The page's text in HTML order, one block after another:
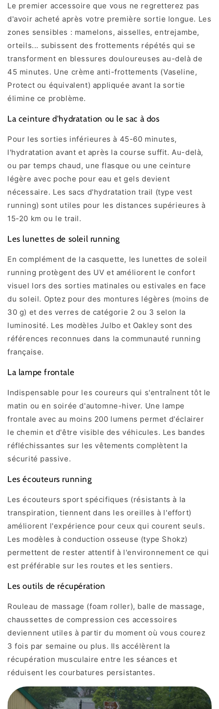
Le premier accessoire que vous ne regretterez pas
d'avoir acheté après votre première sortie longue. Les
zones sensibles : mamelons, aisselles, entrejambe,
orteils... subissent des frottements répétés qui se
transforment en blessures douloureuses au-delà de
45 minutes. Une crème anti-frottements (Vaseline,
Protect ou équivalent) appliquée avant la sortie
élimine ce problème.
La ceinture d'hydratation ou le sac à dos
Pour les sorties inférieures à 45-60 minutes,
l'hydratation avant et après la course suffit. Au-delà,
ou par temps chaud, une flasque ou une ceinture
légère avec poche pour eau et gels devient
nécessaire. Les sacs d'hydratation trail (type vest
running) sont utiles pour les distances supérieures à
15-20 km ou le trail.
Les lunettes de soleil running
En complément de la casquette, les lunettes de soleil
running protègent des UV et améliorent le confort
visuel lors des sorties matinales ou estivales en face
du soleil. Optez pour des montures légères (moins de
30 g) et des verres de catégorie 2 ou 3 selon la
luminosité. Les modèles Julbo et Oakley sont des
références reconnues dans la communauté running
française.
La lampe frontale
Indispensable pour les coureurs qui s'entraînent tôt le
matin ou en soirée d'automne-hiver. Une lampe
frontale avec au moins 200 lumens permet d'éclairer
le chemin et d'être visible des véhicules. Les bandes
réfléchissantes sur les vêtements complètent la
sécurité passive.
Les écouteurs running
Les écouteurs sport spécifiques (résistants à la
transpiration, tiennent dans les oreilles à l'effort)
améliorent l'expérience pour ceux qui courent seuls.
Les modèles à conduction osseuse (type Shokz)
permettent de rester attentif à l'environnement ce qui
est préférable sur les routes et les sentiers.
Les outils de récupération
Rouleau de massage (foam roller), balle de massage,
chaussettes de compression ces accessoires
deviennent utiles à partir du moment où vous courez
3 fois par semaine ou plus. Ils accélèrent la
récupération musculaire entre les séances et
réduisent les courbatures persistantes.